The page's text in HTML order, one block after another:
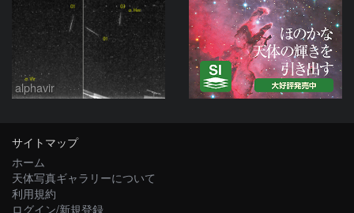
alphavir
サイトマップ
ホーム
天体写真ギャラリーについて
利用規約
ログイン/新規登録